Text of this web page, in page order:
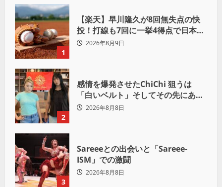
1
【楽天】早川隆久が8回無失点の快
投！打線も7回に一挙4得点で日本ハ
ムを完封
2026年8月9日
2
感情を爆発させたChiChi 狙うは
「白いベルト」そしてその先にある
世界へ
2026年8月8日
3
Sareeeとの出会いと「Sareee-
ISM」での激闘
2026年8月8日